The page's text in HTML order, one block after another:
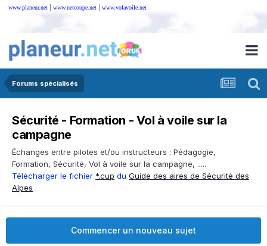
www.planeur.net | www.netcoupe.net | www.volavoile.net
Forums spécialisés
Sécurité - Formation - Vol à voile sur la
campagne
Échanges entre pilotes et/ou instructeurs : Pédagogie,
Formation, Sécurité, Vol à voile sur la campagne, .....
Télécharger le fichier *.cup du Guide des aires de Sécurité des
Alpes
Commencer un nouveau sujet